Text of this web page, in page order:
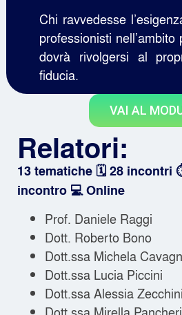
Chi ravvedesse
professionisti
dovrà rivolgersi al
fiducia.
VAI AL
Relatori:
13 tematiche 🗓️ 28 incontri
incontro 💻 Online
Prof. Daniele Raggi
Dott. Roberto Bono
Dott.ssa Michela
Dott.ssa Lucia Piccini
Dott.ssa Alessia Zecchini